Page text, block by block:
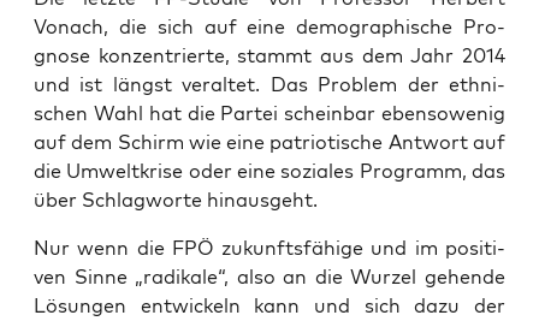
Vonach, die sich auf eine demo­gra­phi­sche Pro­
gno­se kon­zen­trier­te, stammt aus dem Jahr 2014
und ist längst ver­al­tet. Das Pro­blem der eth­ni­
schen Wahl hat die Par­tei schein­bar eben­so­we­nig
auf dem Schirm wie eine patrio­ti­sche Ant­wort auf
die Umwelt­kri­se oder eine sozia­les Pro­gramm, das
über Schlag­wor­te hinausgeht.
Nur wenn die FPÖ zukunfts­fä­hi­ge und im posi­ti­
ven Sin­ne „radi­ka­le“, also an die Wur­zel gehen­de
Lösun­gen ent­wi­ckeln kann und sich dazu der